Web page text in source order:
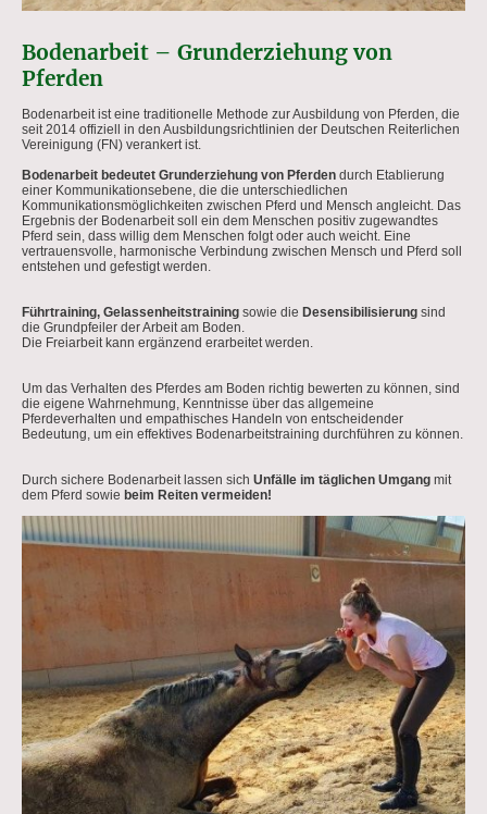
Bodenarbeit – Grunderziehung von
Pferden
Bodenarbeit ist eine traditionelle Methode zur Ausbildung von Pferden, die
seit 2014 offiziell in den Ausbildungsrichtlinien der Deutschen Reiterlichen
Vereinigung (FN) verankert ist.
Bodenarbeit bedeutet Grunderziehung von Pferden durch Etablierung
einer Kommunikationsebene, die die unterschiedlichen
Kommunikationsmöglichkeiten zwischen Pferd und Mensch angleicht. Das
Ergebnis der Bodenarbeit soll ein dem Menschen positiv zugewandtes
Pferd sein, dass willig dem Menschen folgt oder auch weicht. Eine
vertrauensvolle, harmonische Verbindung zwischen Mensch und Pferd soll
entstehen und gefestigt werden.
Führtraining, Gelassenheitstraining sowie die Desensibilisierung sind
die Grundpfeiler der Arbeit am Boden.
Die Freiarbeit kann ergänzend erarbeitet werden.
Um das Verhalten des Pferdes am Boden richtig bewerten zu können, sind
die eigene Wahrnehmung, Kenntnisse über das allgemeine
Pferdeverhalten und empathisches Handeln von entscheidender
Bedeutung, um ein effektives Bodenarbeitstraining durchführen zu können.
Durch sichere Bodenarbeit lassen sich Unfälle im täglichen Umgang mit
dem Pferd sowie beim Reiten vermeiden!